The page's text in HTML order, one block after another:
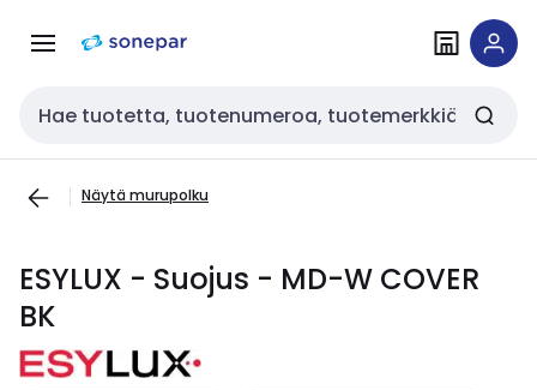
navigointiinsisältöön
Haku
Näytä murupolku
ESYLUX - Suojus - MD-W COVER
BK